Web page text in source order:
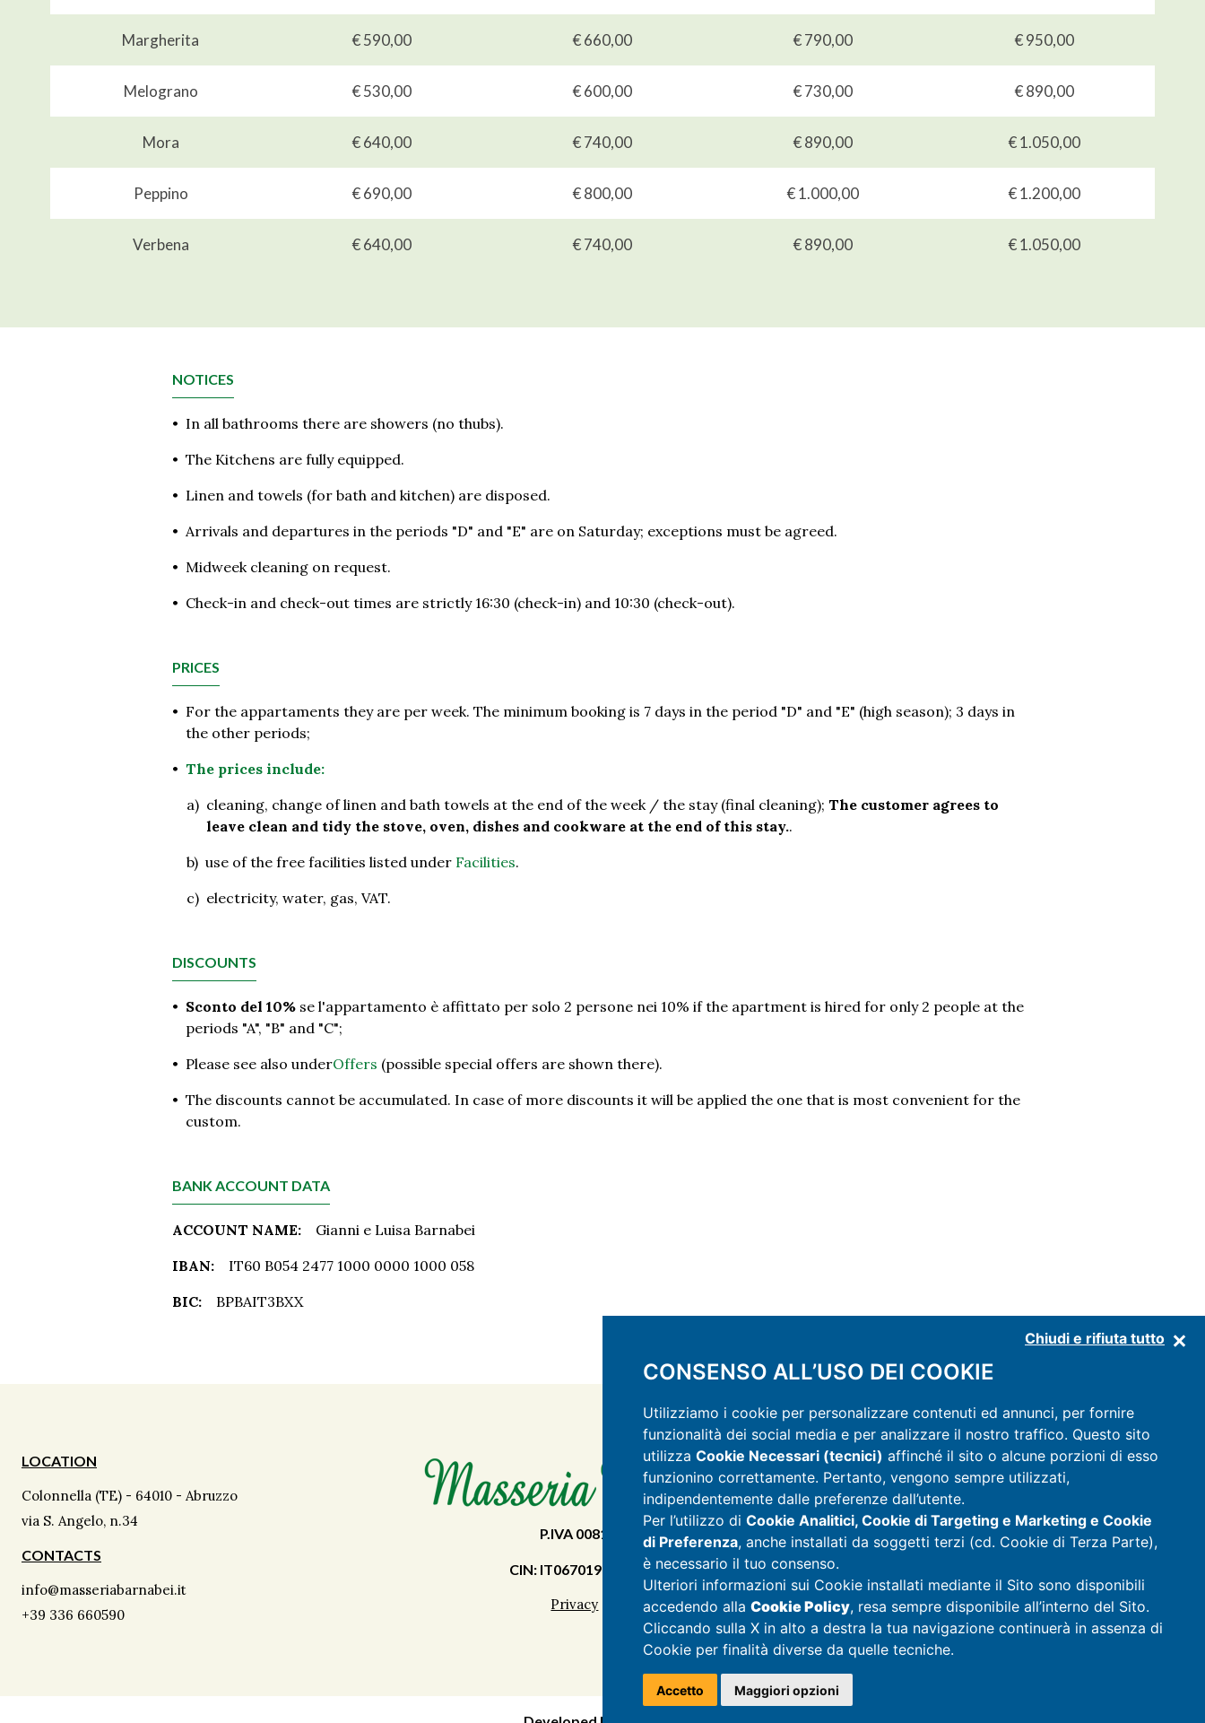
Chiudi e rifiuta tutto
CONSENSO ALL’USO DEI COOKIE
Utilizziamo i cookie per personalizzare contenuti ed annunci, per fornire
funzionalità dei social media e per analizzare il nostro traffico. Questo sito
utilizza Cookie Necessari (tecnici) affinché il sito o alcune porzioni di esso
funzionino correttamente. Pertanto, vengono sempre utilizzati,
indipendentemente dalle preferenze dall’utente.
Per l’utilizzo di Cookie Analitici, Cookie di Targeting e Marketing e Cookie
di Preferenza, anche installati da soggetti terzi (cd. Cookie di Terza Parte),
è necessario il tuo consenso.
Ulteriori informazioni sui Cookie installati mediante il Sito sono disponibili
accedendo alla Cookie Policy, resa sempre disponibile all’interno del Sito.
Cliccando sulla X in alto a destra la tua navigazione continuerà in assenza di
Cookie per finalità diverse da quelle tecniche.
Accetto Maggiori opzioni
Margherita € 590,00 € 660,00 € 790,00 € 950,00
Melograno € 530,00 € 600,00 € 730,00 € 890,00
Mora € 640,00 € 740,00 € 890,00 € 1.050,00
Peppino € 690,00 € 800,00 € 1.000,00 € 1.200,00
Verbena € 640,00 € 740,00 € 890,00 € 1.050,00
NOTICES
• In all bathrooms there are showers (no thubs).
• The Kitchens are fully equipped.
• Linen and towels (for bath and kitchen) are disposed.
• Arrivals and departures in the periods "D" and "E" are on Saturday; exceptions must be agreed.
• Midweek cleaning on request.
• Check-in and check-out times are strictly 16:30 (check-in) and 10:30 (check-out).
PRICES
• For the appartaments they are per week. The minimum booking is 7 days in the period "D" and "E" (high season); 3 days in
the other periods;
• The prices include:
a) cleaning, change of linen and bath towels at the end of the week / the stay (final cleaning); The customer agrees to
leave clean and tidy the stove, oven, dishes and cookware at the end of this stay..
b) use of the free facilities listed under Facilities.
c) electricity, water, gas, VAT.
DISCOUNTS
• Sconto del 10% se l'appartamento è affittato per solo 2 persone nei 10% if the apartment is hired for only 2 people at the
periods "A", "B" and "C";
• Please see also underOffers (possible special offers are shown there).
• The discounts cannot be accumulated. In case of more discounts it will be applied the one that is most convenient for the
custom.
BANK ACCOUNT DATA
ACCOUNT NAME:
Gianni e Luisa Barnabei
IBAN:
IT60 B054 2477 1000 0000 1000 058
BIC:
BPBAIT3BXX
LOCATION
Colonnella (TE) - 64010 - Abruzzo
via S. Angelo, n.34
CONTACTS
info@masseriabarnabei.it
+39 336 660590
P.IVA 00815020672
CIN: IT067019B54M2BYLSH
Privacy Cookie
DISCOVER THE MASSERIA
FACILITIES
PRICES
OFFERS
CONTACTS